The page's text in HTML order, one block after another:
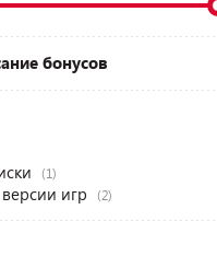
8 (ТЦ «Корона-Сити», 1
104-2 (ТЦ «Титан», 1
бонусов
(1)
игр (2)